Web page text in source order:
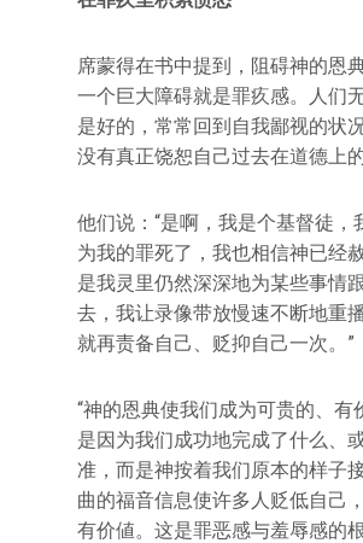
席蒙得在书中提到，阻碍神的恩
一个巨大障碍就是罪疚感。人们
是好的，常常回到自我鄙视的状
没有真正饶恕自己过去在道德上的
他们说：“是啊，我是个基督徒，
为我的罪死了，我也相信神已经
是我灵里仍然深深地为某些事情
去，我让录像带放慢速不断地重
就再责备自己、贬抑自己一次。”
“神的恩典使我们成为可贵的、有
是因为我们成功地完成了什么、
准，而是神按着我们原本的样子
曲的福音信息使许多人贬低自己
有价値。这是罪恶感与羞辱感的